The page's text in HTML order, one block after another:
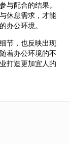
与配合的结果。
休息需求，才能
办公环境。
节，也反映出现
着办公环境的不
打造更加宜人的